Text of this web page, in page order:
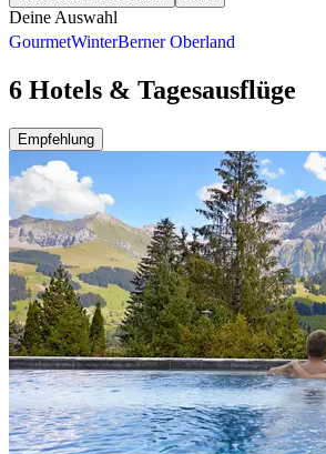
Deine Auswahl
GourmetWinterBerner Oberland
6 Hotels & Tagesausflüge
Empfehlung